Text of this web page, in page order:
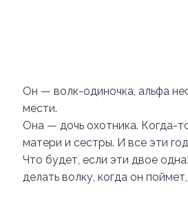
Он — волк-одиночка, альфа
мести.
Она — дочь охотника. Когда-
матери и сестры. И все эти
Что будет, если эти двое
делать волку, когда он